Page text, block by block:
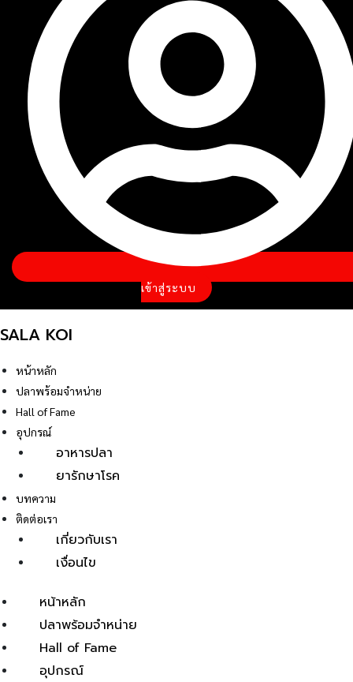
เข้าสู่ระบบ
SALA KOI
หน้าหลัก
ปลาพร้อมจำหน่าย
Hall of Fame
อุปกรณ์
อาหารปลา
ยารักษาโรค
บทความ
ติดต่อเรา
เกี่ยวกับเรา
เงื่อนไข
หน้าหลัก
ปลาพร้อมจำหน่าย
Hall of Fame
อุปกรณ์